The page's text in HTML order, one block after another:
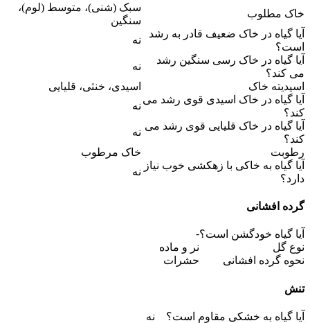
خاک مطلوب
سبک (شنی)، متوسط (لوم)،
سنگین
آیا گیاه در خاک ضعیف قادر به رشد
است؟
نه
آیا گیاه در خاک رسی سنگین رشد
می کند؟
نه
اسیدیته خاک
اسیدی، خنثی، قلیایی
آیا گیاه در خاک اسیدی قوی رشد می
کند؟
نه
آیا گیاه در خاک قلیایی قوی رشد می
کند؟
نه
رطوبت
خاک مرطوب
آیا گیاه به خاکی با زهکشی خوب نیاز
دارد؟
نه
گرده افشانی
آیا گیاه خودگشن است؟-
نوع گل
نر و ماده
نحوه گرده افشانی
حشرات
تنش
آیا گیاه به خشکی مقاوم است؟
نه